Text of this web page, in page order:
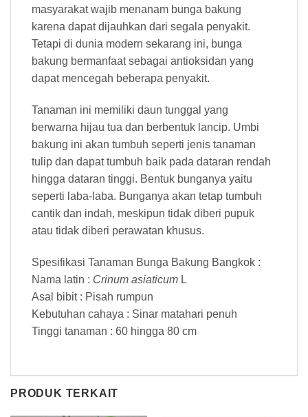
masyarakat wajib menanam bunga bakung
karena dapat dijauhkan dari segala penyakit.
Tetapi di dunia modern sekarang ini, bunga
bakung bermanfaat sebagai antioksidan yang
dapat mencegah beberapa penyakit.
Tanaman ini memiliki daun tunggal yang
berwarna hijau tua dan berbentuk lancip. Umbi
bakung ini akan tumbuh seperti jenis tanaman
tulip dan dapat tumbuh baik pada dataran rendah
hingga dataran tinggi. Bentuk bunganya yaitu
seperti laba-laba. Bunganya akan tetap tumbuh
cantik dan indah, meskipun tidak diberi pupuk
atau tidak diberi perawatan khusus.
Spesifikasi Tanaman Bunga Bakung Bangkok :
Nama latin : Crinum asiaticum L
Asal bibit : Pisah rumpun
Kebutuhan cahaya : Sinar matahari penuh
Tinggi tanaman : 60 hingga 80 cm
PRODUK TERKAIT